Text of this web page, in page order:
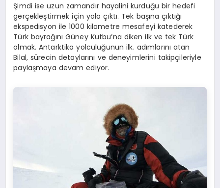
Şimdi ise uzun zamandır hayalini kurduğu bir hedefi
gerçekleştirmek için yola çıktı. Tek başına çıktığı
ekspedisyon ile 1000 kilometre mesafeyi katederek
Türk bayrağını Güney Kutbu’na diken ilk ve tek Türk
olmak. Antarktika yolculuğunun ilk. adımlarını atan
Bilal, sürecin detaylarını ve deneyimlerini takipçileriyle
paylaşmaya devam ediyor.